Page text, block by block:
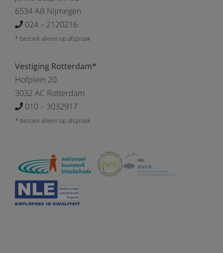
6534 AB Nijmegen
024 – 2120216
* bezoek alleen op afspraak
Vestiging Rotterdam*
Hofplein 20
3032 AC Rotterdam
010 – 3032917
* bezoek alleen op afspraak